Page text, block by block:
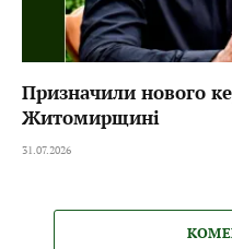
Призначили нового
Житомирщині
31.07.2026